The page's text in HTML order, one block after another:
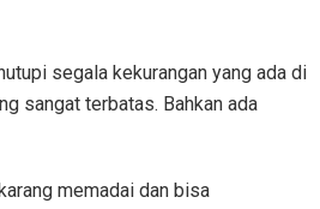
segala kekurangan yang ada di
sangat terbatas. Bahkan ada
memadai dan bisa